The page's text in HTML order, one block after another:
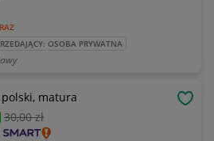
OSOBA PRYWATNA
polski, matura
30,00 zł